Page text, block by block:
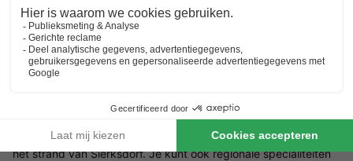
ligt. Jij en je gezin zullen hier een geweldige dag beleven!
Landal Hansa Park restaurants
Voor een gezellig etentje met het gezin kun je natuurlijk in je
uit eten te gaan in de buurt, bijvoorbeeld bij Hansa Park. Er zijn
verschillende restaurants die vers gevangen vis serveren aan
het strand van Sierksdorf. Je kunt ook regionale specialiteiten